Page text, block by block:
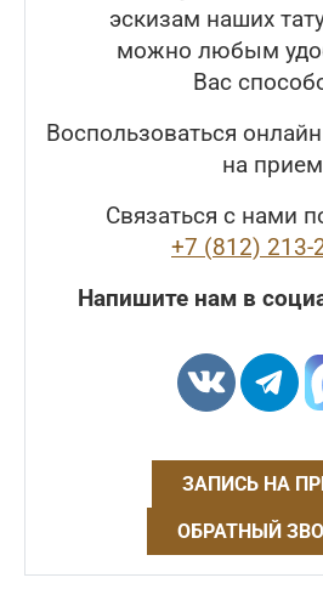
эскизам наших
можно любым
Вас
Воспользоваться
на прием
Связаться с нами
+7 (812) 213-
Напишите нам в
ЗАПИСЬ НА
ОБРАТНЫЙ